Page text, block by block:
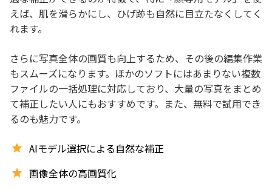
えば、肌を滑らかにし、ひげ跡も自然に目立たなくしてく
れます。
さらに写真全体の画質も向上するため、その後の編集作業
もスムーズになります。ほかのソフトにはあまりない複数
ファイルの一括処理に対応しており、大量の写真をまとめ
て補正したい人にもおすすめです。また、無料で試用でき
るのも魅力です。
AIモデル選択による自然な補正
画像全体の高画質化